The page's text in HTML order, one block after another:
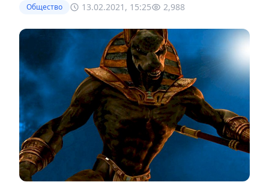
Общество 13.02.2021, 15:25 2,988